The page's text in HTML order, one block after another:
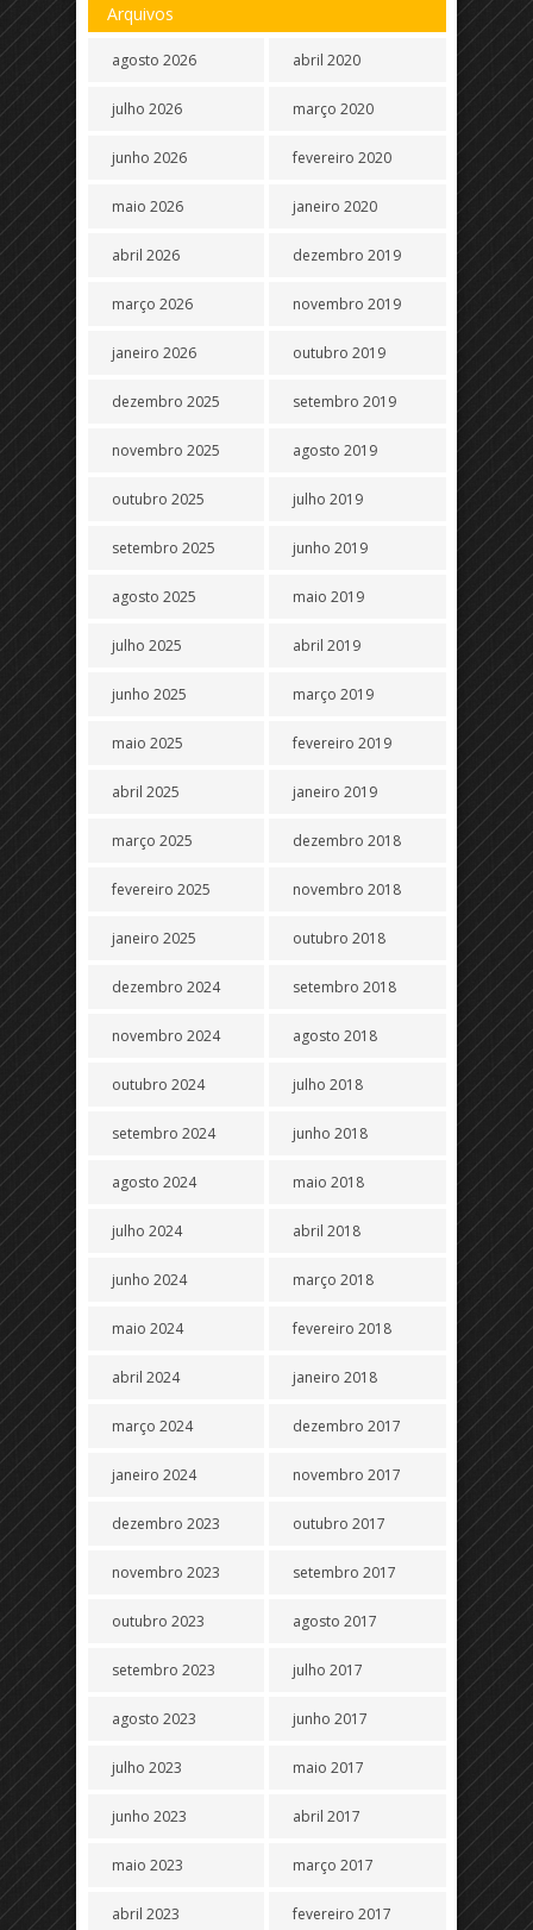
Arquivos
agosto 2026
julho 2026
junho 2026
maio 2026
abril 2026
março 2026
janeiro 2026
dezembro 2025
novembro 2025
outubro 2025
setembro 2025
agosto 2025
julho 2025
junho 2025
maio 2025
abril 2025
março 2025
fevereiro 2025
janeiro 2025
dezembro 2024
novembro 2024
outubro 2024
setembro 2024
agosto 2024
julho 2024
junho 2024
maio 2024
abril 2024
março 2024
janeiro 2024
dezembro 2023
novembro 2023
outubro 2023
setembro 2023
agosto 2023
julho 2023
junho 2023
maio 2023
abril 2023
abril 2020
março 2020
fevereiro 2020
janeiro 2020
dezembro 2019
novembro 2019
outubro 2019
setembro 2019
agosto 2019
julho 2019
junho 2019
maio 2019
abril 2019
março 2019
fevereiro 2019
janeiro 2019
dezembro 2018
novembro 2018
outubro 2018
setembro 2018
agosto 2018
julho 2018
junho 2018
maio 2018
abril 2018
março 2018
fevereiro 2018
janeiro 2018
dezembro 2017
novembro 2017
outubro 2017
setembro 2017
agosto 2017
julho 2017
junho 2017
maio 2017
abril 2017
março 2017
fevereiro 2017